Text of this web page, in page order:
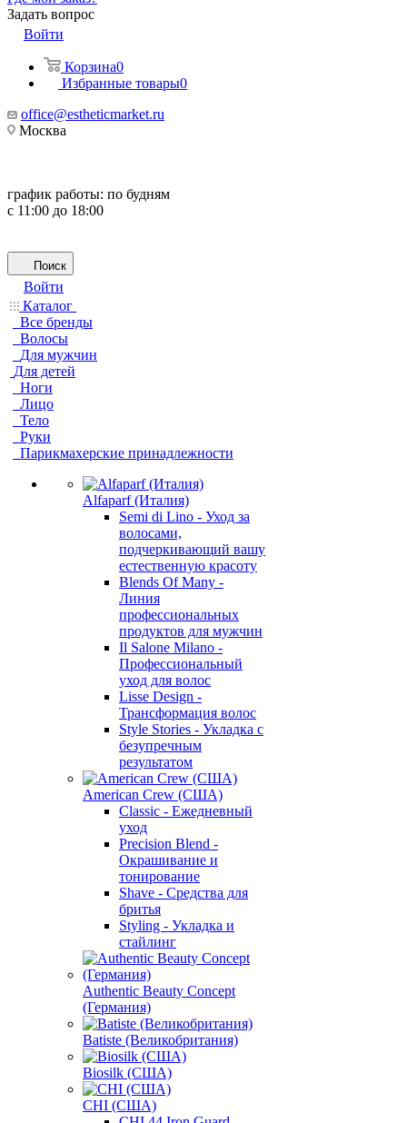
Задать вопрос
Войти
Корзина0
Избранные товары0
office@estheticmarket.ru
Москва
график работы: по будням
с 11:00 до 18:00
Поиск
Войти
Каталог
Все бренды
Волосы
Для мужчин
Для детей
Ноги
Лицо
Тело
Руки
Парикмахерские принадлежности
Alfaparf (Италия)
Semi di Lino - Уход за
волосами,
подчеркивающий вашу
естественную красоту
Blends Of Many -
Линия
профессиональных
продуктов для мужчин
Il Salone Milano -
Профессиональный
уход для волос
Lisse Design -
Трансформация волос
Style Stories - Укладка с
безупречным
результатом
American Crew (США)
Classic - Ежедневный
уход
Precision Blend -
Окрашивание и
тонирование
Shave - Средства для
бритья
Styling - Укладка и
стайлинг
Authentic Beauty Concept
(Германия)
Batiste (Великобритания)
Biosilk (США)
CHI (США)